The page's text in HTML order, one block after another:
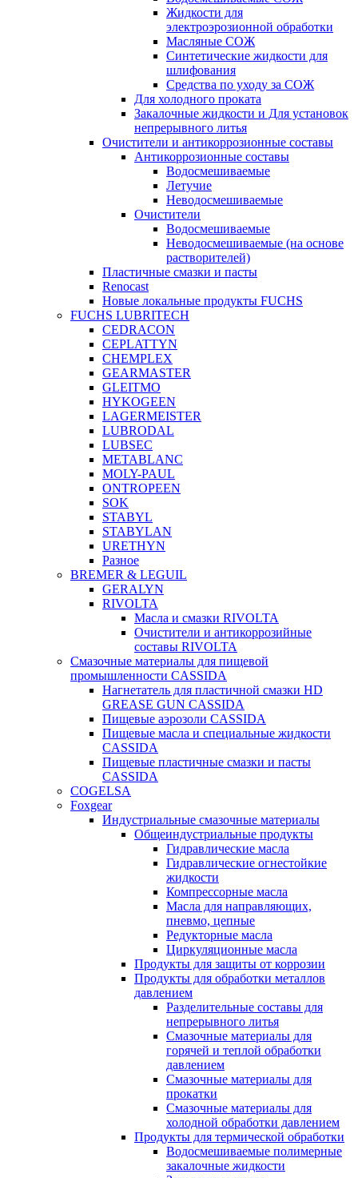
Жидкости для
электроэрозионной обработки
Масляные СОЖ
Синтетические жидкости для
шлифования
Средства по уходу за СОЖ
Для холодного проката
Закалочные жидкости и Для установок
непрерывного литья
Очистители и антикоррозионные составы
Антикоррозионные составы
Водосмешиваемые
Летучие
Неводосмешиваемые
Очистители
Водосмешиваемые
Неводосмешиваемые (на основе
растворителей)
Пластичные смазки и пасты
Renocast
Новые локальные продукты FUCHS
FUCHS LUBRITECH
CEDRACON
CEPLATTYN
CHEMPLEX
GEARMASTER
GLEITMO
HYKOGEEN
LAGERMEISTER
LUBRODAL
LUBSEC
METABLANC
MOLY-PAUL
ONTROPEEN
SOK
STABYL
STABYLAN
URETHYN
Разное
BREMER & LEGUIL
GERALYN
RIVOLTA
Масла и смазки RIVOLTA
Очистители и антикоррозийные
составы RIVOLTA
Смазочные материалы для пищевой
промышленности CASSIDA
Нагнетатель для пластичной смазки HD
GREASE GUN CASSIDA
Пищевые аэрозоли CASSIDA
Пищевые масла и специальные жидкости
CASSIDA
Пищевые пластичные смазки и пасты
CASSIDA
COGELSA
Foxgear
Индустриальные смазочные материалы
Общеиндустриальные продукты
Гидравлические масла
Гидравлические огнестойкие
жидкости
Компрессорные масла
Масла для направляющих,
пневмо, цепные
Редукторные масла
Циркуляционные масла
Продукты для защиты от коррозии
Продукты для обработки металлов
давлением
Разделительные составы для
непрерывного литья
Смазочные материалы для
горячей и теплой обработки
давлением
Смазочные материалы для
прокатки
Смазочные материалы для
холодной обработки давлением
Продукты для термической обработки
Водосмешиваемые полимерные
закалочные жидкости